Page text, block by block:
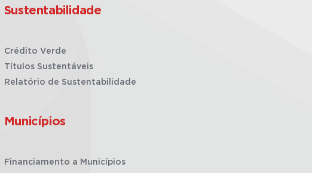
Sustentabilidade
Crédito Verde
Títulos Sustentáveis
Relatório de Sustentabilidade
Municípios
Financiamento a Municípios